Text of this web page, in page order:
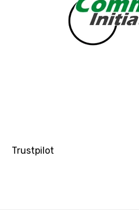
Trustpilot